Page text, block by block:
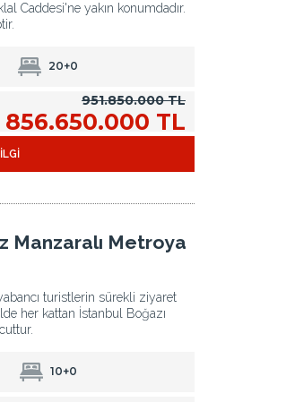
Caddesi'ne yakın konumdadır.
20+0
951.850.000 TL
856.650.000 TL
Manzaralı Metroya
turistlerin sürekli ziyaret
her kattan İstanbul Boğazı
10+0